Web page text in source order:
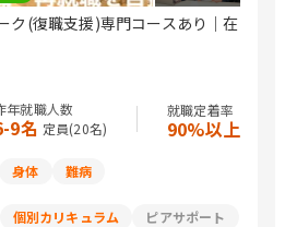
ク(復職支援)専門コースあり｜在
年就職人数
9名 定員(20名)
就職定着率
90%以上
身体
難病
個別カリキュラム
ピアサポート